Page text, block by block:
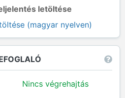
letöltése
(magyar nyelven)
Nincs végrehajtás